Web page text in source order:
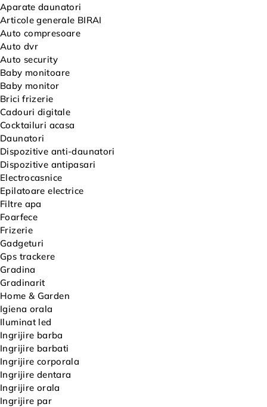
Aparate daunatori
Articole generale BIRAI
Auto compresoare
Auto dvr
Auto security
Baby monitoare
Baby monitor
Brici frizerie
Cadouri digitale
Cocktailuri acasa
Daunatori
Dispozitive anti-daunatori
Dispozitive antipasari
Electrocasnice
Epilatoare electrice
Filtre apa
Foarfece
Frizerie
Gadgeturi
Gps trackere
Gradina
Gradinarit
Home & Garden
Igiena orala
Iluminat led
Ingrijire barba
Ingrijire barbati
Ingrijire corporala
Ingrijire dentara
Ingrijire orala
Ingrijire par